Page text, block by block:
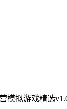
模拟游戏精选